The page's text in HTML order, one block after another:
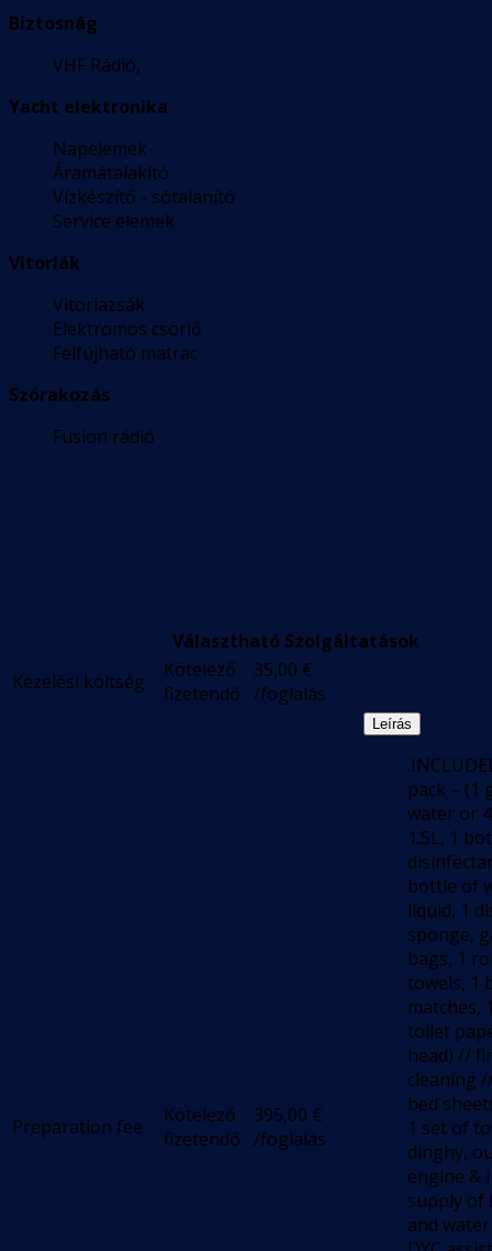
Biztosnág
VHF Rádió,
Yacht elektronika
Napelemek
Áramátalakító
Vízkészítő - sótalanító
Service elemek
Vitorlák
Vitorlazsák
Elektromos csörlő
Felfújható matrac
Szórakozás
Fusion rádió
Választható Szolgáltatások
Kezelési költség
Kötelező
fizetendő
35,00 €
/foglalás
Preparation fee
Kötelező
fizetendő
395,00 €
/foglalás
Leírás
pack – (1
water or
1.5L, 1
bottle of
liquid, 1
sponge,
bags, 1
towels, 1
matches,
toilet
head) //
cleaning
bed
1 set of
dinghy,
engine &
supply of
and